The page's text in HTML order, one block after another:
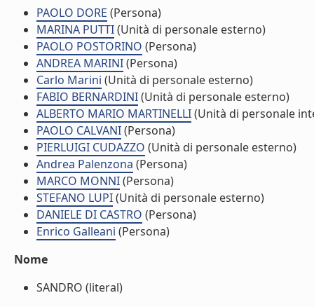
PAOLO DORE (Persona)
MARINA PUTTI(Unità di personale esterno)
PAOLO POSTORINO (Persona)
ANDREA MARINI(Persona)
Carlo Marini (Unità di personale esterno)
FABIO BERNARDINI(Unità di personale esterno)
ALBERTO MARIO MARTINELLI(Unità di personale
PAOLO CALVANI(Persona)
PIERLUIGI CUDAZZO (Unità di personale esterno)
Andrea Palenzona (Persona)
MARCO MONNI(Persona)
STEFANO LUPI(Unità di personale esterno)
DANIELE DI CASTRO (Persona)
Enrico Galleani (Persona)
Nome
SANDRO (literal)